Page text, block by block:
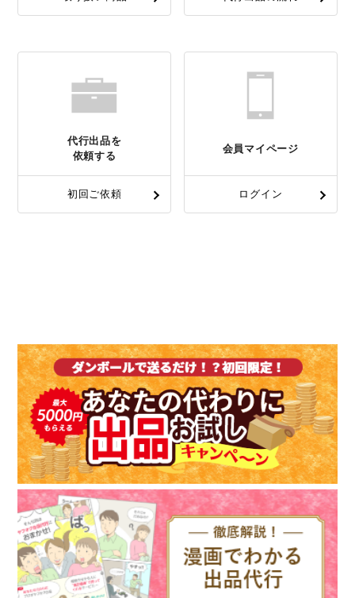
代行出品を
依頼する
初回ご依頼
会員マイページ
ログイン